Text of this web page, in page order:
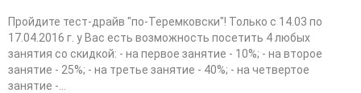
Пройдите тест-драйв "по-Теремковски"! Только с 14.03 по
17.04.2016 г. у Вас есть возможность посетить 4 любых
занятия со скидкой: - на первое занятие - 10%; - на второе
занятие - 25%; - на третье занятие - 40%; - на четвертое
занятие -...